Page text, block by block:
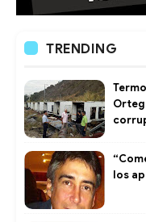
TRENDING
los